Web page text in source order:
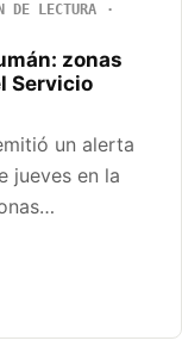
DE LECTURA
zonas
Servicio
un alerta
jueves en la